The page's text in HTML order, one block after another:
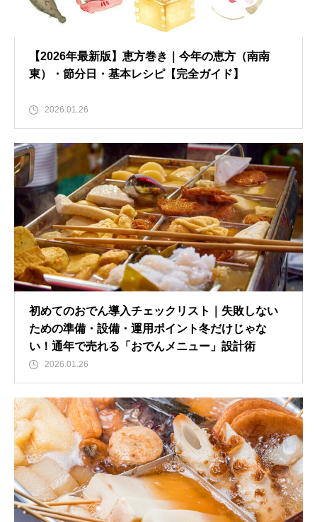
【2026年最新版】恵方巻き｜今年の恵方（南南
東）・節分日・基本レシピ【完全ガイド】
2026.01.26
初めてのおでん導入チェックリスト｜失敗しない
ための準備・設備・運用ポイント冬だけじゃな
い！通年で売れる「おでんメニュー」設計術
2026.01.26